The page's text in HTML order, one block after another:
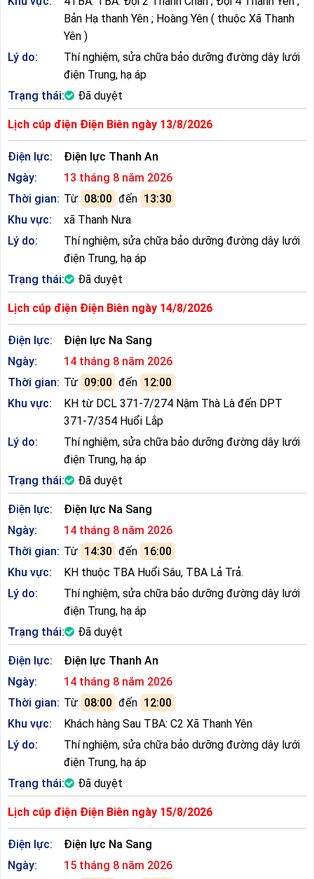
Bản Hạ thanh Yên ; Hoàng Yên ( thuộc Xã Thanh
Yên )
Lý do:
Thí nghiệm, sửa chữa bảo dưỡng đường dây lưới
điện Trung, hạ áp
Trạng thái:
Đã duyệt
Lịch cúp điện Điện Biên ngày 13/8/2026
Điện lực:
Điện lực Thanh An
Ngày:
13 tháng 8 năm 2026
Thời gian: Từ 08:00 đến 13:30
Khu vực:
xã Thanh Nưa
Lý do:
Thí nghiệm, sửa chữa bảo dưỡng đường dây lưới
điện Trung, hạ áp
Trạng thái:
Đã duyệt
Lịch cúp điện Điện Biên ngày 14/8/2026
Điện lực:
Điện lực Na Sang
Ngày:
14 tháng 8 năm 2026
Thời gian: Từ 09:00 đến 12:00
Khu vực:
KH từ DCL 371-7/274 Nậm Thà Là đến DPT
371-7/354 Huổi Lắp
Lý do:
Thí nghiệm, sửa chữa bảo dưỡng đường dây lưới
điện Trung, hạ áp
Trạng thái:
Đã duyệt
Điện lực:
Điện lực Na Sang
Ngày:
14 tháng 8 năm 2026
Thời gian: Từ 14:30 đến 16:00
Khu vực:
KH thuộc TBA Huổi Sâu, TBA Lả Trả.
Lý do:
Thí nghiệm, sửa chữa bảo dưỡng đường dây lưới
điện Trung, hạ áp
Trạng thái:
Đã duyệt
Điện lực:
Điện lực Thanh An
Ngày:
14 tháng 8 năm 2026
Thời gian: Từ 08:00 đến 12:00
Khu vực:
Khách hàng Sau TBA: C2 Xã Thanh Yên
Lý do:
Thí nghiệm, sửa chữa bảo dưỡng đường dây lưới
điện Trung, hạ áp
Trạng thái:
Đã duyệt
Lịch cúp điện Điện Biên ngày 15/8/2026
Điện lực:
Điện lực Na Sang
Ngày:
15 tháng 8 năm 2026